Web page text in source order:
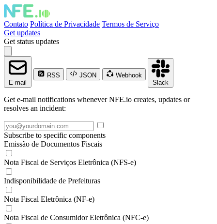
Contato Política de Privacidade Termos de Serviço
Get updates
Get status updates
E-mail
RSS JSON
Webhook
Slack
Get e-mail notifications whenever NFE.io creates, updates or
resolves an incident:
Subscribe to specific components
Emissão de Documentos Fiscais
Nota Fiscal de Serviços Eletrônica (NFS-e)
Indisponibilidade de Prefeituras
Nota Fiscal Eletrônica (NF-e)
Nota Fiscal de Consumidor Eletrônica (NFC-e)